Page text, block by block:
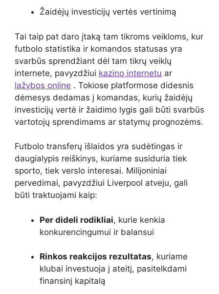
Žaidėjų investicijų vertės vertinimą
Tai taip pat daro įtaką tam tikroms veikloms, kur
futbolo statistika ir komandos statusas yra
svarbūs sprendžiant dėl tam tikrų veiklų
internete, pavyzdžiui kazino internetu ar
lažybos online . Tokiose platformose didesnis
dėmesys dedamas į komandas, kurių žaidėjų
investicijų vertė ir žaidimo lygis gali būti svarbūs
vartotojų sprendimams ar statymų prognozėms.
Futbolo transferų išlaidos yra sudėtingas ir
daugialypis reiškinys, kuriame susiduria tiek
sporto, tiek verslo interesai. Milijoniniai
pervedimai, pavyzdžiui Liverpool atveju, gali
būti traktuojami kaip:
Per dideli rodikliai, kurie kenkia
konkurencingumui ir balansui
Rinkos reakcijos rezultatas, kuriame
klubai investuoja į ateitį, pasitelkdami
finansinį kapitalą